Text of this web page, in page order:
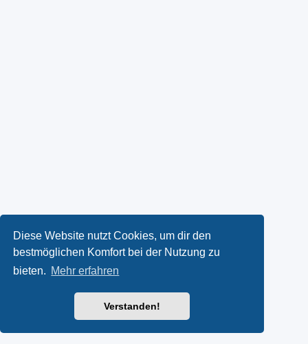
Diese Website nutzt Cookies, um dir den
bestmöglichen Komfort bei der Nutzung zu
bieten. Mehr erfahren
Verstanden!